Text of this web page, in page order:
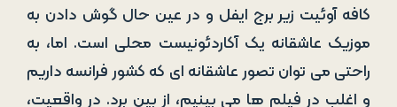
کافه آوئیت زیر برج ایفل و در عین حال گوش دادن به
موزیک عاشقانه یک آکاردئونیست محلی است. اما، به
راحتی می توان تصور عاشقانه ای که کشور فرانسه داریم
و اغلب در فیلم ها می بینیم، از بین برد. در واقعیت،